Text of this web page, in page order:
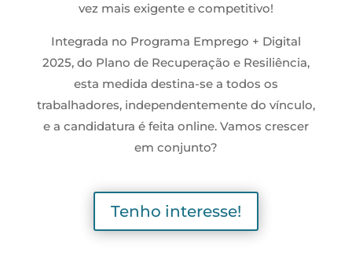
vez mais exigente e competitivo!
Integrada no Programa Emprego + Digital
2025, do Plano de Recuperação e Resiliência,
esta medida destina-se a todos os
trabalhadores, independentemente do vínculo,
e a candidatura é feita online. Vamos crescer
em conjunto?
Tenho interesse!